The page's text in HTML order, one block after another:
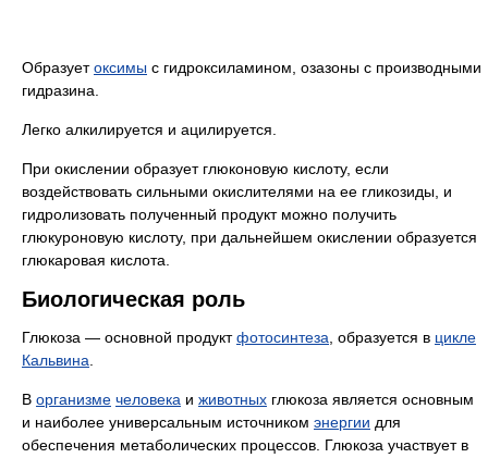
Образуетоксимы с гидроксиламином, озазоны с производными
гидразина.
Легко алкилируется и ацилируется.
При окислении образует глюконовую кислоту, если
воздействовать сильными окислителями на ее гликозиды, и
гидролизовать полученный продукт можно получить
глюкуроновую кислоту, при дальнейшем окислении образуется
глюкаровая кислота.
Биологическая роль
Глюкоза — основной продуктфотосинтеза, образуется в цикле
Кальвина.
В организме человека и животных глюкоза является основным
и наиболее универсальным источником энергии для
обеспечения метаболических процессов. Глюкоза участвует в